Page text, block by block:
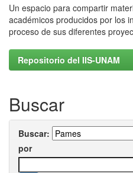
Un espacio para compartir
académicos producidos por los
proceso de sus diferentes
Repositorio del IIS-UNAM
Buscar
Buscar:
por